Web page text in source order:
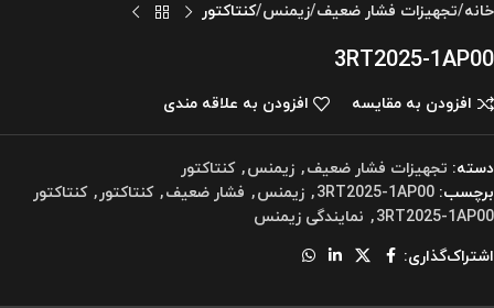
خانه تجهیزات فشار ضعیف زیمنس کنتاکتور
3RT2025-1AP00
افزودن به مقایسه افزودن به علاقه مندی
دسته: تجهیزات فشار ضعیف, زیمنس, کنتاکتور
برچسب: 3RT2025-1AP00
, زیمنس, فشار ضعیف, کنتاکتور , کنتاکتور
3RT2025-1AP00
, نمایندگی زیمنس
اشتراک‌گذاری: